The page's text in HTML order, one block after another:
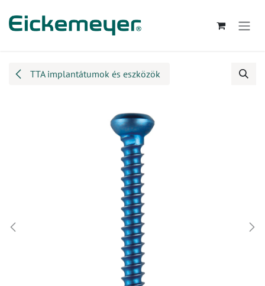
TTA implantátumok és eszközök